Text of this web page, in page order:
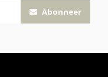
Abonneer